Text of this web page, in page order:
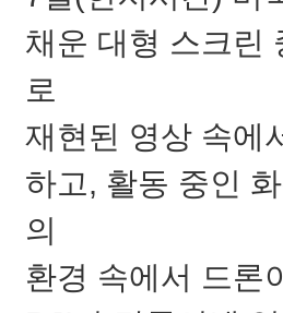
채운 대형 스크린
로
재현된 영상 속에
하고, 활동 중인
의
환경 속에서 드론